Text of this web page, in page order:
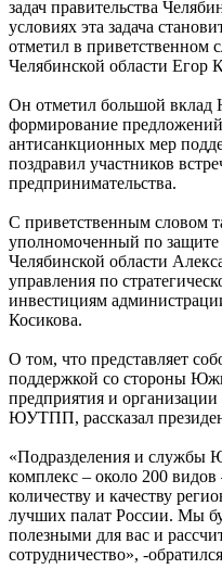
задач правительства
условиях эта задача
отметил в приветственном
Челябинской области Егор
Он отметил большой
формирование
антисанкционных мер
поздравил участников
предпринимательства.
С приветственным словом
уполномоченный по
Челябинской области
управления по
инвестициям
Косикова.
О том, что представляет
поддержкой со стороны
предприятия и
ЮУТПП, рассказал
«Подразделения и
комплекс – около 200
количеству и качеству
лучших палат России. Мы
полезными для вас и
сотрудничество», -